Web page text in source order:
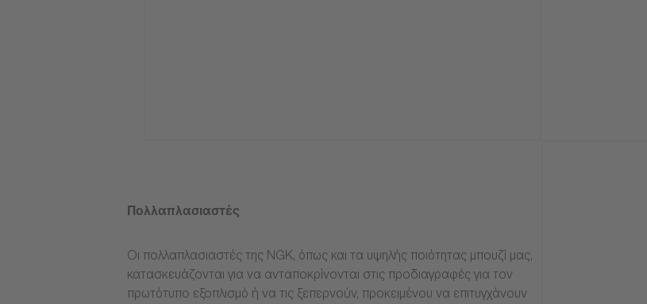
Πολλαπλασιαστές
Οι πολλαπλασιαστές της NGK, όπως και τα υψηλής ποιότητας μπουζί μας,
κατασκευάζονται για να ανταποκρίνονται στις προδιαγραφές για τον
πρωτότυπο εξοπλισμό ή να τις ξεπερνούν, προκειμένου να επιτυγχάνουν